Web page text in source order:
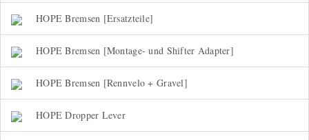
HOPE Bremsen [Ersatzteile]
HOPE Bremsen [Montage- und Shifter Adapter]
HOPE Bremsen [Rennvelo + Gravel]
HOPE Dropper Lever